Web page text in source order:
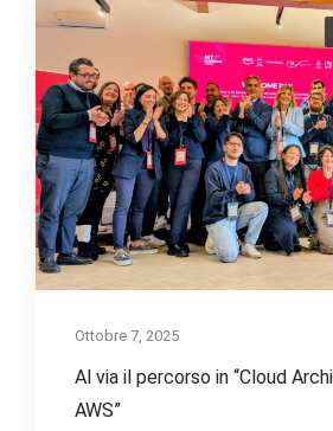
Ottobre 7, 2025
Al via il percorso in “Cloud
AWS”